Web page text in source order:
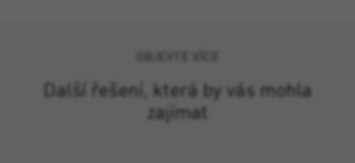
OBJEVTE VÍCE
Další řešení, která by vás mohla
zajímat